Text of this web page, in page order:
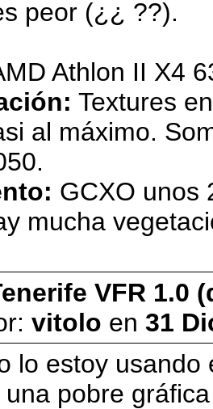
peor (¿¿ ??).
Athlon II X4
Textures
al máximo.
GCXO unos
mucha
VFR 1.0
vitolo en 31
lo estoy
una pobre